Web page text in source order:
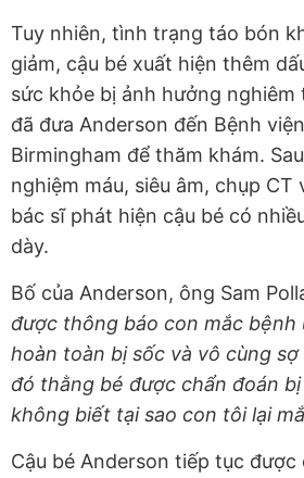
Tuy nhiên, tình trạng táo bón
giảm, cậu bé xuất hiện thêm
sức khỏe bị ảnh hưởng
đã đưa Anderson đến Bệnh
Birmingham để thăm khám.
nghiệm máu, siêu âm, chụp CT
bác sĩ phát hiện cậu bé có
dày.
Bố của Anderson, ông Sam
được thông báo con mắc
hoàn toàn bị sốc và vô cùng
đó thằng bé được chẩn đoán
không biết tại sao con tôi lại
Cậu bé Anderson tiếp tục được